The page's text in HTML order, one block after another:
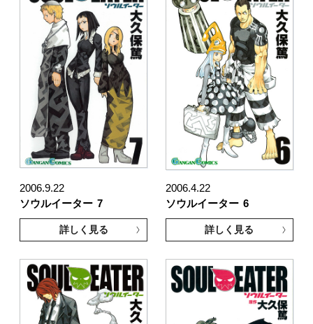
2006.9.22
ソウルイーター 7
詳しく見る
2006.4.22
ソウルイーター 6
詳しく見る